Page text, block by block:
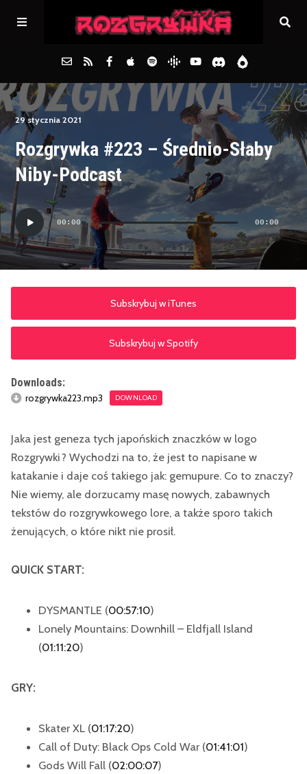
Główna
Archiwum
FAQs
Kontakt
29 stycznia 2021
Rozgrywka #223 – Średnio-Słaby
Niby-Podcast
Odtwarzacz
plików
dźwiękowych
00:00 00:00
Subskrybuj w iTunes
Subskrybuj w Spotify
Downloads:
rozgrywka223.mp3 DOWNLOAD
Jaka jest geneza tych japońskich znaczków w logo
Rozgrywki? Wychodzi na to, że jest to napisane w
katakanie i daje coś takiego jak: gemupure. Co to znaczy?
Nie wiemy, ale dorzucamy masę nowych, zabawnych
tekstów do rozgrywkowego lore, a także sporo takich
żenujących, o które nikt nie prosił.
QUICK START:
DYSMANTLE (00:57:10)
Lonely Mountains: Downhill – Eldfjall Island
(01:11:20)
GRY:
Skater XL (01:17:20)
Call of Duty: Black Ops Cold War (01:41:01)
Gods Will Fall (02:00:07)